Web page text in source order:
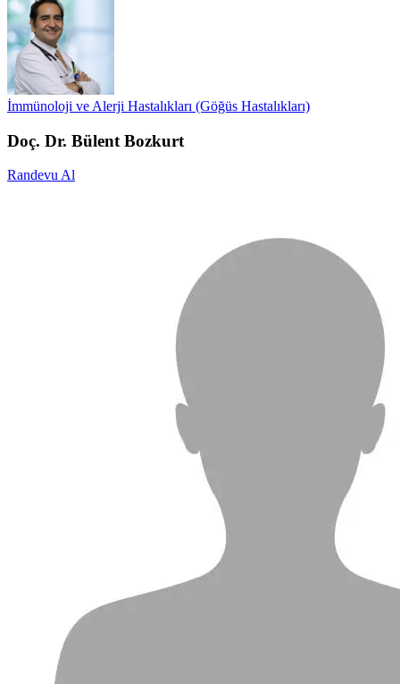
İmmünoloji ve Alerji Hastalıkları (Göğüs Hastalıkları)
Doç. Dr. Bülent Bozkurt
Randevu Al